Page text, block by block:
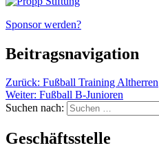
Sponsor werden?
Beitragsnavigation
Zurück: Fußball Training Altherren
Weiter: Fußball B-Junioren
Suchen nach:
Geschäftsstelle